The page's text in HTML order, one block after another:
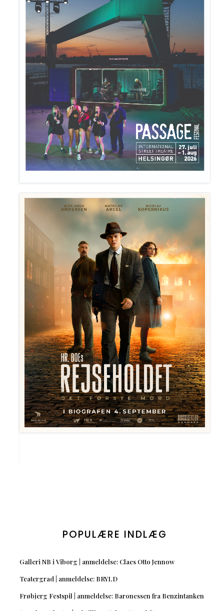
POPULÆRE INDLÆG
Galleri NB i Viborg | anmeldelse: Claes Otto Jennow
Teatergrad | anmeldelse: BRYLD
Frøbjerg Festspil | anmeldelse: Baronessen fra Benzintanken